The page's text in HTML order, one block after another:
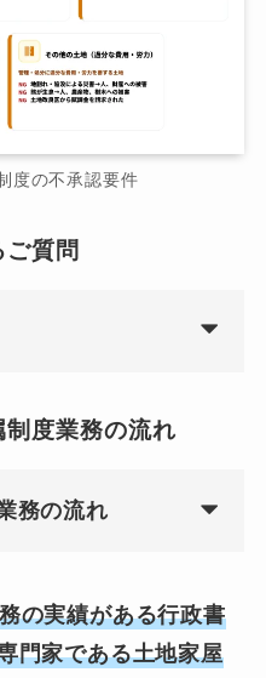
度の不承認要件
ご質問
度業務の流れ
務の流れ
の実績がある行政書
門家である土地家屋